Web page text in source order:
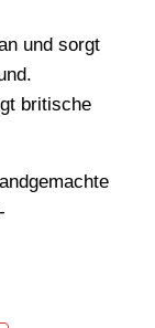
und sorgt
britische